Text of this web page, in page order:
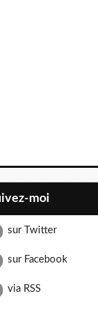
moi
sur Twitter
sur Facebook
via RSS